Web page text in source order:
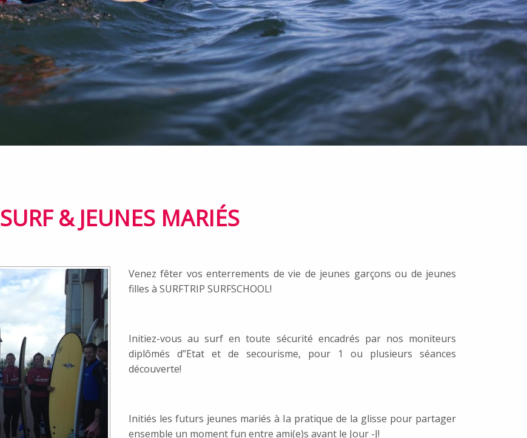
SURF & JEUNES MARIÉS
Venez fêter vos enterrements de vie de jeunes garçons ou de jeunes
filles à SURFTRIP SURFSCHOOL!
Initiez-vous au surf en toute sécurité encadrés par nos moniteurs
diplômés d”Etat et de secourisme, pour 1 ou plusieurs séances
découverte!
Initiés les futurs jeunes mariés à la pratique de la glisse pour partager
ensemble un moment fun entre ami(e)s avant le Jour -J!